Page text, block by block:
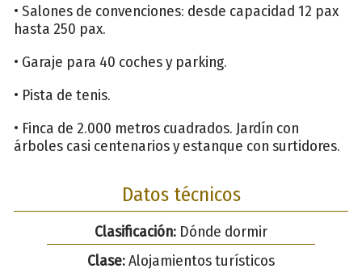
• Salones de convenciones: desde capacidad 12 pax
hasta 250 pax.
• Garaje para 40 coches y parking.
• Pista de tenis.
• Finca de 2.000 metros cuadrados. Jardín con
árboles casi centenarios y estanque con surtidores.
Datos técnicos
Clasificación: Dónde dormir
Clase:Alojamientos turísticos